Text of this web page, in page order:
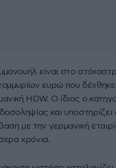
είναι στο
ευρώ που
HDW. Ο ίδιος ο
και
με την γερμανική
χρόνια.